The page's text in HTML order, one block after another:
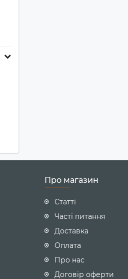
Про магазин
Статті
Часті питання
Доставка
Оплата
Про нас
Договір оферти